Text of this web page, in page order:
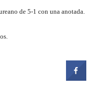
de 5-1 con una anotada.